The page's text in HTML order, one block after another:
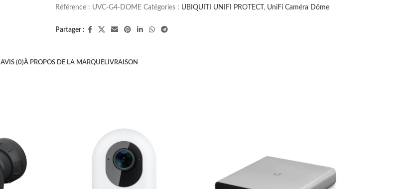
Référence : UVC-G4-DOME Catégories : UBIQUITI UNIFI PROTECT , UniFi Caméra Dôme
Partager :
AVIS (0)À PROPOS DE LA MARQUE LIVRAISON